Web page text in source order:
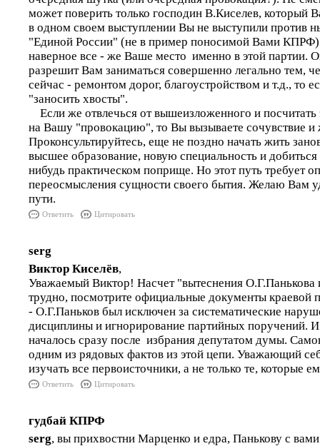
может поверить только господин В.Киселев, который
в одном своем выступлении Вы не выступили против
"Единой России" (не в пример поносимой Вами
наверное все - же Ваше место именно в этой партии.
разрешит Вам заниматься совершенно легально тем,
сейчас - ремонтом дорог, благоустройством и т.д., то
"заносить хвосты".
Если же отвлечься от вышеизложенного и посчитать
на Вашу "провокацию", то Вы вызываете сочувствие и
Проконсультируйтесь, еще не поздно начать жить
высшее образование, новую специальность и
нибудь практическом поприще. Но этот путь требует
переосмысления сущности своего бытия. Желаю Вам
пути.
Ответить Цитировать
serg
Виктор Киселёв,
Уважаемый Виктор! Насчет "вытеснения
трудно, посмотрите официальные документы краевой
- О.Г.Паньков был исключен за систематические
дисциплины и игнорирование партийных поручений. И
началось сразу после избрания депутатом думы.
одним из рядовых фактов из этой цепи. Уважающий
изучать все первоисточники, а не только те, которые
Ответить Цитировать
гудбай КПРФ
serg, вы прихвостни Марценко и едра, Панькову с